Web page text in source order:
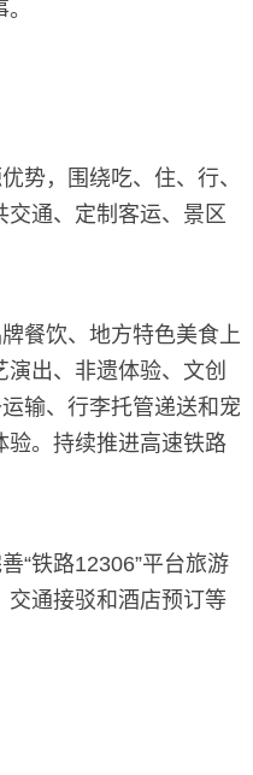
，围绕吃、住、行、
交通、定制客运、景区
餐饮、地方特色美食上
出、非遗体验、文创
输、行李托管递送和宠
验。持续推进高速铁路
铁路12306”平台旅游
交通接驳和酒店预订等